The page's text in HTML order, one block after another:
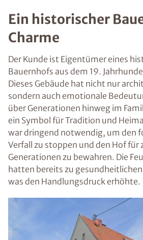
Ein historischer
Charme
Der Kunde ist Eigentümer eines
Bauernhofs aus dem 19.
Dieses Gebäude hat nicht nur
sondern auch emotionale
über Generationen hinweg im
ein Symbol für Tradition und
war dringend notwendig, um den
Verfall zu stoppen und den Hof für
Generationen zu bewahren. Die
hatten bereits zu
was den Handlungsdruck erhöhte.